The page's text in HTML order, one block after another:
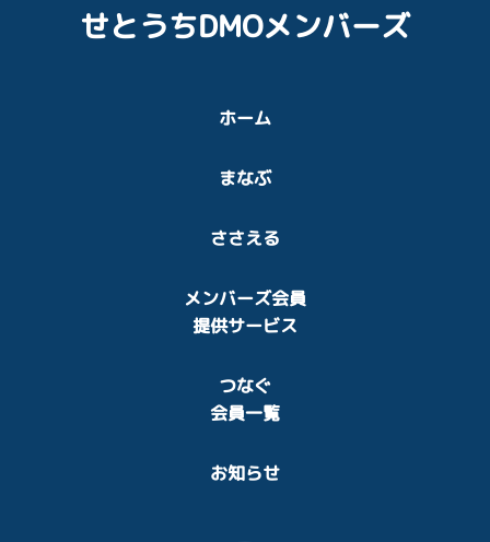
せとうちDMOメンバーズ
ホーム
まなぶ
ささえる
メンバーズ会員
提供サービス
つなぐ
会員一覧
お知らせ